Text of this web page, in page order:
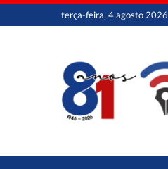
terça-feira, 4 agosto 2026